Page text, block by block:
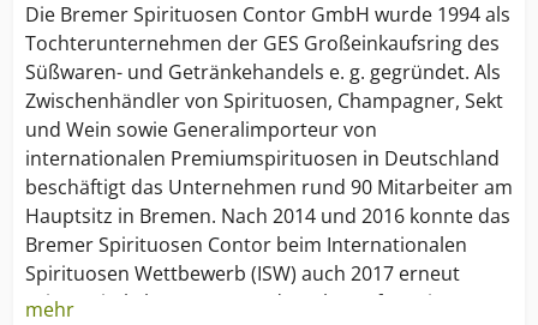
Die Bremer Spirituosen Contor GmbH wurde 1994 als
Tochterunternehmen der GES Großeinkaufsring des
Süßwaren- und Getränkehandels e. g. gegründet. Als
Zwischenhändler von Spirituosen, Champagner, Sekt
und Wein sowie Generalimporteur von
internationalen Premiumspirituosen in Deutschland
beschäftigt das Unternehmen rund 90 Mitarbeiter am
Hauptsitz in Bremen. Nach 2014 und 2016 konnte das
Bremer Spirituosen Contor beim Internationalen
Spirituosen Wettbewerb (ISW) auch 2017 erneut
seinen Titel als „Importeur des Jahres“ für seine
mehr